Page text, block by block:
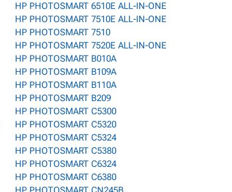
HP PHOTOSMART 6510E ALL-IN-ONE
HP PHOTOSMART 7510E ALL-IN-ONE
HP PHOTOSMART 7510
HP PHOTOSMART 7520E ALL-IN-ONE
HP PHOTOSMART B010A
HP PHOTOSMART B109A
HP PHOTOSMART B110A
HP PHOTOSMART B209
HP PHOTOSMART C5300
HP PHOTOSMART C5320
HP PHOTOSMART C5324
HP PHOTOSMART C5380
HP PHOTOSMART C6324
HP PHOTOSMART C6380